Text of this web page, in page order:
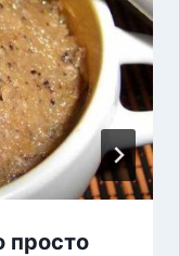
просто